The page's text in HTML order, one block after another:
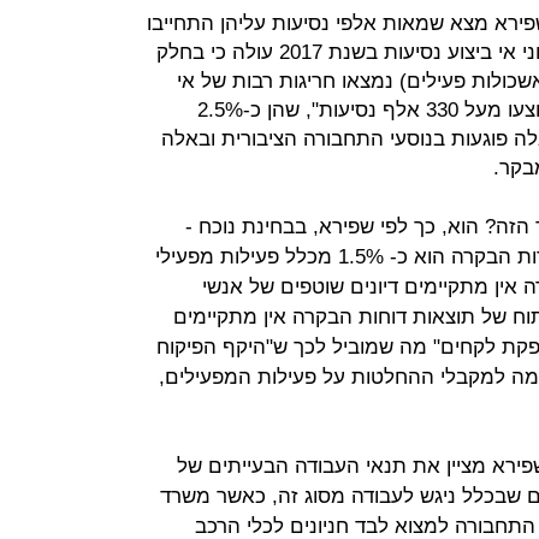
מצא שמאות אלפי נסיעות עליהן התחייבו
המפעילים כלל לא בוצעו. "מעיון בנתוני אי ביצוע נסיעות בשנת 2017 עולה כי בחלק
האשכולות שנבדקו (מתוך 34 אשכולות פעילים) נמצאו חריגות רבות של אי
ביצוע", ועד לרמה בה "נמצא כי לא בוצעו מעל 330 אלף נסיעות", שהן כ-2.5%
פוגעות בנוסעי התחבורה הציבורית ובאלה
הוא, כך לפי שפירא, בבחינת נוכח -
נפקד. "היקף הבקרות שמבצעות חברות הבקרה הוא כ- 1.5% מכלל פעילות מפעילי
מתקיימים דיונים שוטפים של אנשי
של תוצאות דוחות הבקרה אין מתקיימים
הפקת לקחים" מה שמוביל לכך ש"היקף הפיקוח
למקבלי ההחלטות על פעילות המפעילים,
מציין את תנאי העבודה הבעייתים של
שבכלל ניגש לעבודה מסוג זה, כאשר משרד
למצוא לבד חניונים לכלי הרכב